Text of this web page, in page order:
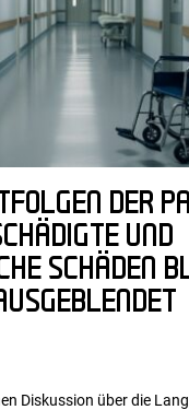
DER
UND
SCHÄDEN
Diskussion über die